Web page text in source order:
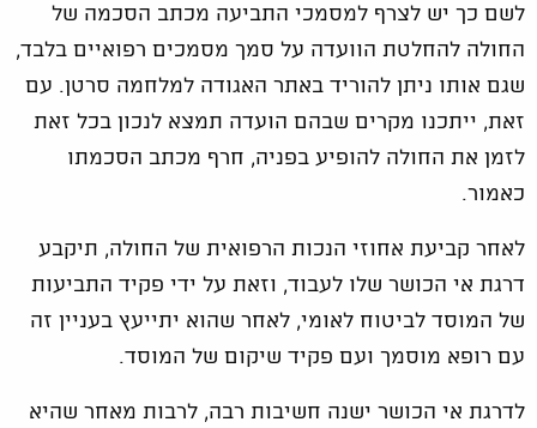
לשם כך יש לצרף למסמכי התביעה מכתב הסכמה של
החולה להחלטת הוועדה על סמך מסמכים רפואיים בלבד,
שגם אותו ניתן להוריד באתר האגודה למלחמה סרטן. עם
זאת, ייתכנו מקרים שבהם הועדה תמצא לנכון בכל זאת
לזמן את החולה להופיע בפניה, חרף מכתב הסכמתו
כאמור.
לאחר קביעת אחוזי הנכות הרפואית של החולה, תיקבע
דרגת אי הכושר שלו לעבוד, וזאת על ידי פקיד התביעות
של המוסד לביטוח לאומי, לאחר שהוא יתייעץ בעניין זה
עם רופא מוסמך ועם פקיד שיקום של המוסד.
לדרגת אי הכושר ישנה חשיבות רבה, לרבות מאחר שהיא